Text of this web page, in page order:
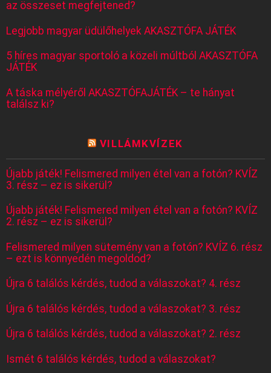
az összeset megfejtened?
Legjobb magyar üdülőhelyek AKASZTÓFA JÁTÉK
5 híres magyar sportoló a közeli múltból AKASZTÓFA
JÁTÉK
A táska mélyéről AKASZTÓFAJÁTÉK – te hányat
találsz ki?
VILLÁMKVÍZEK
Újabb játék! Felismered milyen étel van a fotón? KVÍZ
3. rész – ez is sikerül?
Újabb játék! Felismered milyen étel van a fotón? KVÍZ
2. rész – ez is sikerül?
Felismered milyen sütemény van a fotón? KVÍZ 6. rész
– ezt is könnyedén megoldod?
Újra 6 találós kérdés, tudod a válaszokat? 4. rész
Újra 6 találós kérdés, tudod a válaszokat? 3. rész
Újra 6 találós kérdés, tudod a válaszokat? 2. rész
Ismét 6 találós kérdés, tudod a válaszokat?